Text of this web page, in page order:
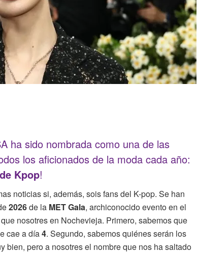
ha sido nombrada como una de las
los aficionados de la moda cada año:
Kpop!
noticias si, además, sois fans del K-pop. Se han
2026de la MET Gala, archiconocido evento en el
nosotres en Nochevieja. Primero, sabemos que
cae a día4. Segundo, sabemos quiénes serán los
bien, pero a nosotres el nombre que nos ha saltado